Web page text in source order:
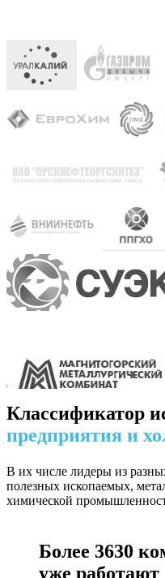
Классификатор
предприятия и
В их числе лидеры из
полезных ископаемых,
химической
Более 3630
уже работают